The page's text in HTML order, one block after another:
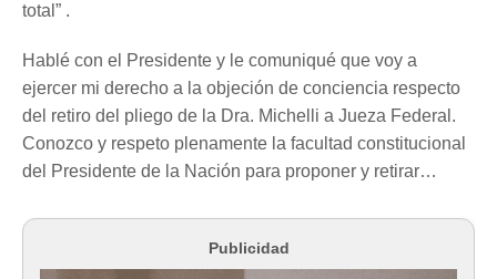
total” .
Hablé con el Presidente y le comuniqué que voy a
ejercer mi derecho a la objeción de conciencia respecto
del retiro del pliego de la Dra. Michelli a Jueza Federal.
Conozco y respeto plenamente la facultad constitucional
del Presidente de la Nación para proponer y retirar…
Publicidad